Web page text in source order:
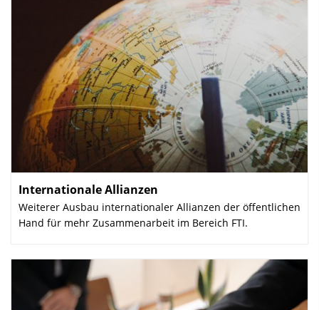
Internationale Allianzen
Weiterer Ausbau internationaler Allianzen der öffentlichen
Hand für mehr Zusammenarbeit im Bereich FTI.